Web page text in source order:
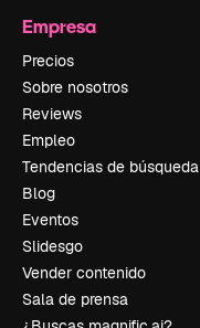
Empresa
Precios
Sobre nosotros
Reviews
Empleo
Tendencias de búsqueda
Blog
Eventos
Slidesgo
Vender contenido
Sala de prensa